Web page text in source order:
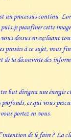
un processus continu.
je peaufiner cette
dessus en excluant
pensées à ce sujet,
la découverte des
dirigera une énergie
ce qui vous
portez en vous.
de le faire ? La